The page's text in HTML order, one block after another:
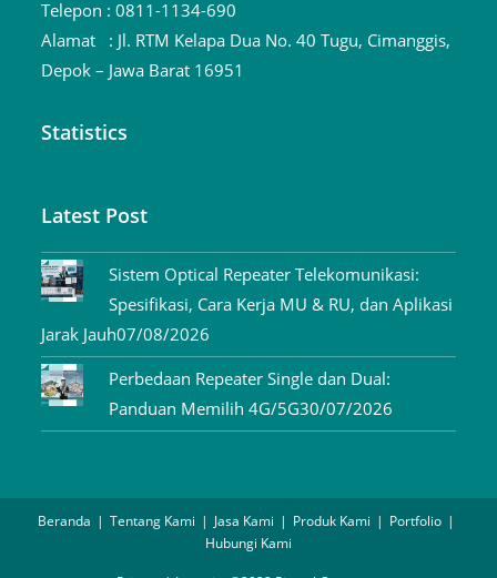
Telepon :0811-1134-690
Alamat : Jl. RTM Kelapa Dua No. 40 Tugu, Cimanggis,
Depok – Jawa Barat 16951
Statistics
Latest Post
Sistem Optical Repeater Telekomunikasi:
Spesifikasi, Cara Kerja MU & RU, dan Aplikasi
Jarak Jauh07/08/2026
Perbedaan Repeater Single dan Dual:
Panduan Memilih 4G/5G30/07/2026
Beranda Tentang Kami Jasa Kami Produk Kami
Portfolio
Hubungi Kami